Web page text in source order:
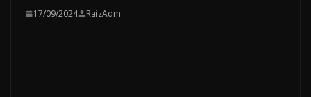
17/09/2024 RaizAdm